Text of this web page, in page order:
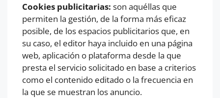
Cookies publicitarias: son aquéllas que
permiten la gestión, de la forma más eficaz
posible, de los espacios publicitarios que, en
su caso, el editor haya incluido en una página
web, aplicación o plataforma desde la que
presta el servicio solicitado en base a criterios
como el contenido editado o la frecuencia en
la que se muestran los anuncio.